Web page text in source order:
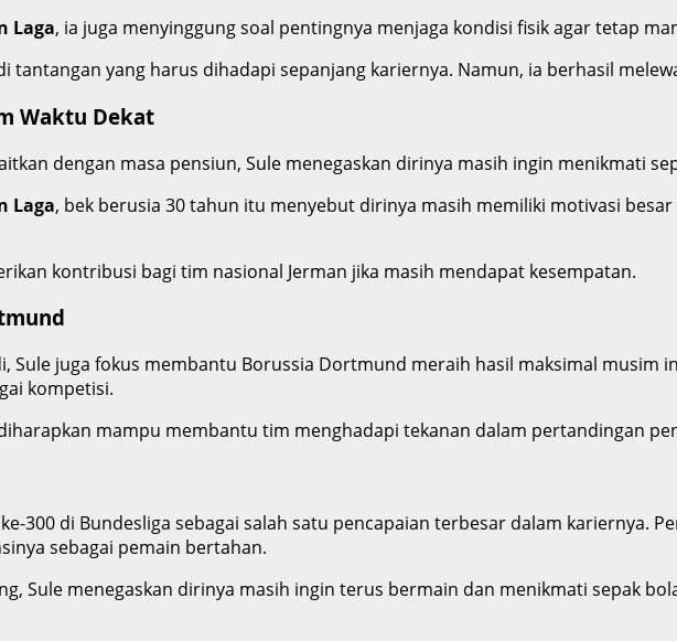
Laga, ia juga menyinggung soal pentingnya menjaga kondisi fisik agar tetap
tantangan yang harus dihadapi sepanjang kariernya. Namun, ia berhasil
Waktu Dekat
dengan masa pensiun, Sule menegaskan dirinya masih ingin menikmati
Laga, bek berusia 30 tahun itu menyebut dirinya masih memiliki motivasi
kontribusi bagi tim nasional Jerman jika masih mendapat kesempatan.
Sule juga fokus membantu Borussia Dortmund meraih hasil maksimal musim
kompetisi.
mampu membantu tim menghadapi tekanan dalam pertandingan
ke-300 di Bundesliga sebagai salah satu pencapaian terbesar dalam kariernya.
sebagai pemain bertahan.
Sule menegaskan dirinya masih ingin terus bermain dan menikmati sepak